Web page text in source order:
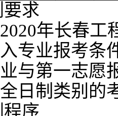
求
年长春
专业报考条
与第一志愿
日制类别的
序